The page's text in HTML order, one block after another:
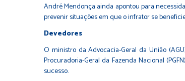
André Mendonça ainda apontou para
prevenir situações em que o infrator se
Devedores
O ministro da Advocacia-Geral da União
Procuradoria-Geral da Fazenda Nacional
sucesso.